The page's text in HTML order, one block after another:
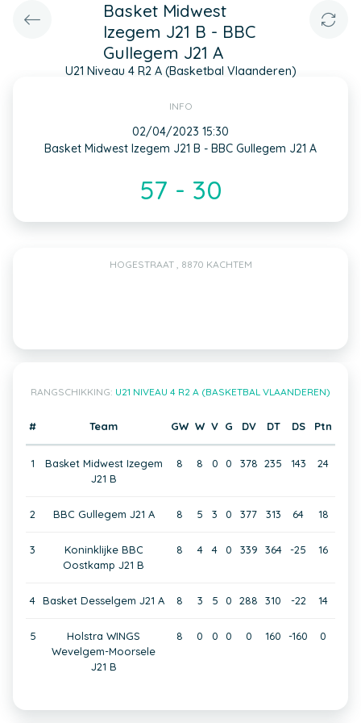
Basket Midwest
Izegem J21 B - BBC
Gullegem J21 A
U21 Niveau 4 R2 A (Basketbal Vlaanderen)
INFO
02/04/2023 15:30
Basket Midwest Izegem J21 B - BBC Gullegem J21 A
57 - 30
HOGESTRAAT , 8870 KACHTEM
RANGSCHIKKING: U21 NIVEAU 4 R2 A (BASKETBAL VLAANDEREN)
# Team GW W V G DV DT DS Ptn
1
Basket Midwest Izegem
J21 B
8 8 0 0 378 235 143 24
2 BBC Gullegem J21 A 8 5 3 0 377 313 64 18
3
Koninklijke BBC
Oostkamp J21 B
8 4 4 0 339 364 -25 16
4 Basket Desselgem J21 A 8 3 5 0 288 310 -22 14
5
Holstra WINGS
Wevelgem-Moorsele
J21 B
8 0 0 0 0 160 -160 0